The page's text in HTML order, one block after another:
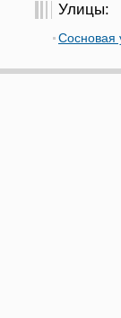
Улицы:
Сосновая